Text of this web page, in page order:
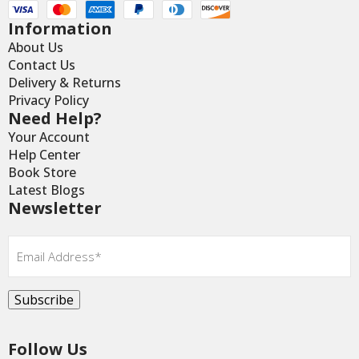
Information
About Us
Contact Us
Delivery & Returns
Privacy Policy
Need Help?
Your Account
Help Center
Book Store
Latest Blogs
Newsletter
Email*
Subscribe
Follow Us